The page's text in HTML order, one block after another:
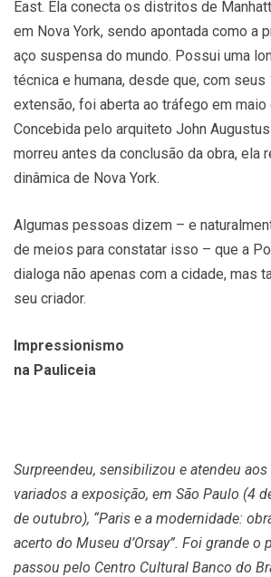
East. Ela conecta os distritos de
em Nova York, sendo apontada como a
aço suspensa do mundo. Possui uma
técnica e humana, desde que, com seus
extensão, foi aberta ao tráfego em maio
Concebida pelo arquiteto John
morreu antes da conclusão da obra, ela
dinâmica de Nova York.
Algumas pessoas dizem – e
de meios para constatar isso – que a
dialoga não apenas com a cidade, mas
seu criador.
Impressionismo
na Pauliceia
Surpreendeu, sensibilizou e atendeu
variados a exposição, em São Paulo (4
de outubro), “Paris e a modernidade:
acerto do Museu d’Orsay”. Foi grande o
passou pelo Centro Cultural Banco do